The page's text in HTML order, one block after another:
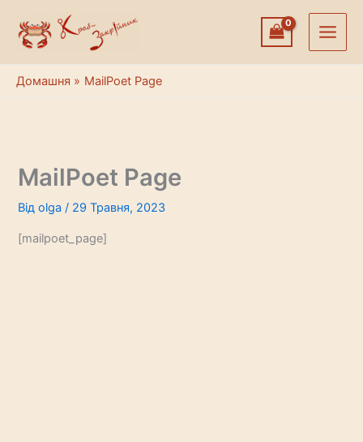
вмісту
Домашня MailPoet Page
MailPoet Page
Відolga/ 29 Травня, 2023
[mailpoet_page]